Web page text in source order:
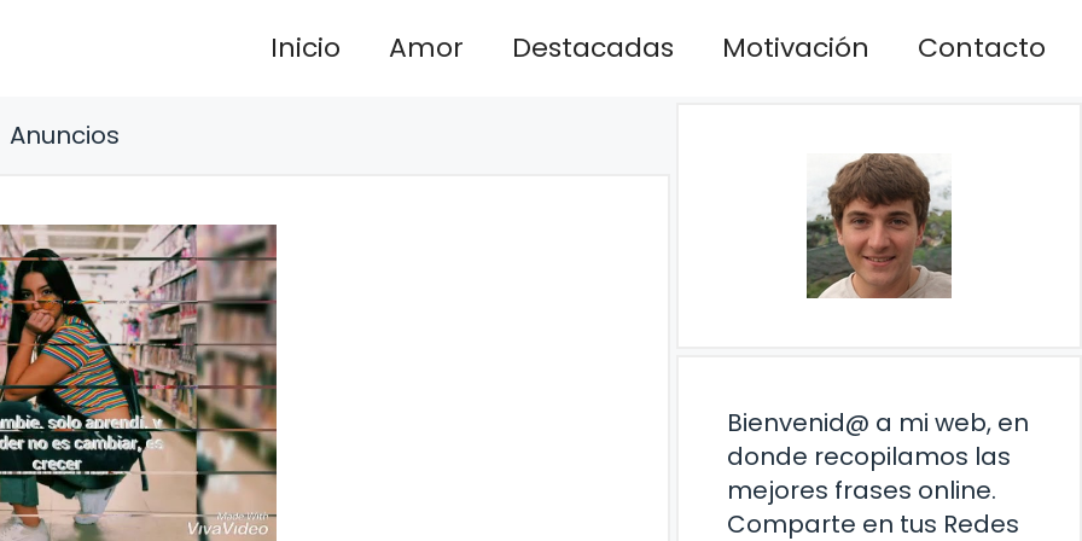
Inicio Amor Destacadas Motivación Contacto
Anuncios
Bienvenid@ a mi web, en
donde recopilamos las
mejores frases online.
Comparte en tus Redes